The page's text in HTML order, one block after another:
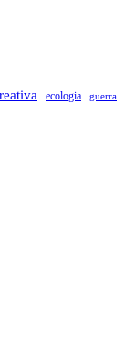
ecologia guerra